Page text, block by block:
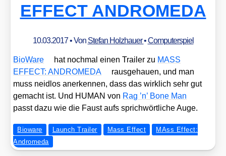
EFFECT ANDROMEDA
10.03.2017• Von Stefan Holzhauer•Computerspiel
Bio­Wa­re hat noch­mal einen Trai­ler zu MASS
EFFECT: ANDROMEDA
raus­ge­hau­en, und man
muss neid­los aner­ken­nen, dass das wirk­lich sehr gut
gemacht ist. Und HUMAN von Rag ’n’ Bone Man
passt dazu wie die Faust aufs sprich­wört­li­che Auge.
Bioware Launch Trailer Mass Effect
MAss Effect:
Andromeda